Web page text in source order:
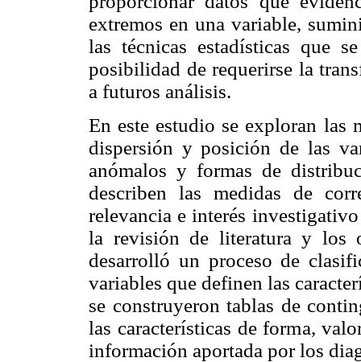
extremos en una variable,
las técnicas estadísticas que
posibilidad de requerirse la
a futuros análisis.
En este estudio se exploran las
dispersión y posición de las
anómalos y formas de
describen las medidas de
relevancia e interés
la revisión de literatura y los
desarrolló un proceso de
variables que definen las
se construyeron tablas de
las características de forma,
información aportada por los